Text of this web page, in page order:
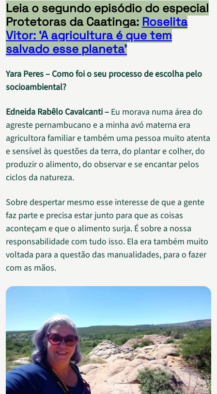
Leia o segundo episódio do especial
Protetoras da Caatinga: Roselita
Vitor: ‘A agricultura é que tem
salvado esse planeta’
Yara Peres – Como foi o seu processo de escolha pelo
socioambiental?
Edneida Rabêlo Cavalcanti – Eu morava numa área do
agreste pernambucano e a minha avó materna era
agricultora familiar e também uma pessoa muito atenta
e sensível às questões da terra, do plantar e colher, do
produzir o alimento, do observar e se encantar pelos
ciclos da natureza.
Sobre despertar mesmo esse interesse de que a gente
faz parte e precisa estar junto para que as coisas
aconteçam e que o alimento surja. É sobre a nossa
responsabilidade com tudo isso. Ela era também muito
voltada para a questão das manualidades, para o fazer
com as mãos.